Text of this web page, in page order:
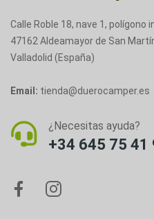
Calle Roble 18, nave 1, polígono
47162 Aldeamayor de San
Valladolid (España)
Email: tienda@duerocamper.es
¿Necesitas ayuda?
+34 645 75 41